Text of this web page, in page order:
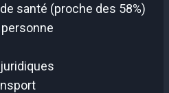
santé (proche des 58%)